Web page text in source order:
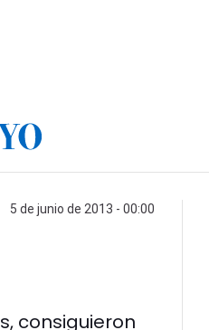
5 de junio de 2013 - 00:00
consiguieron